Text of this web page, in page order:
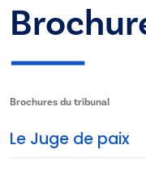
Brochures du tribunal
Le Juge de paix